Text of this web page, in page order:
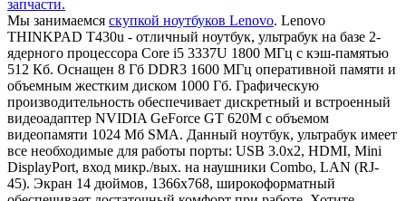
Мы занимаемся скупкой ноутбуков Lenovo. Lenovo
THINKPAD T430u - отличный ноутбук, ультрабук на базе 2-
ядерного процессора Core i5 3337U 1800 МГц с кэш-памятью
512 Кб. Оснащен 8 Гб DDR3 1600 МГц оперативной памяти и
объемным жестким диском 1000 Гб. Графическую
производительность обеспечивает дискретный и встроенный
видеоадаптер NVIDIA GeForce GT 620M с объемом
видеопамяти 1024 Мб SMA. Данный ноутбук, ультрабук имеет
все необходимые для работы порты: USB 3.0x2, HDMI, Mini
DisplayPort, вход микр./вых. на наушники Combo, LAN (RJ-
45). Экран 14 дюймов, 1366x768, широкоформатный